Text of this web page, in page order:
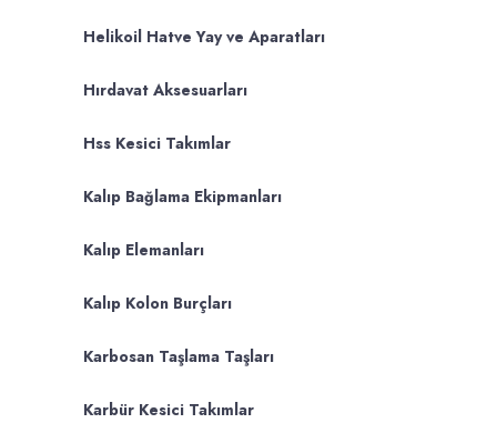
Helikoil Hatve Yay ve Aparatları
Hırdavat Aksesuarları
Hss Kesici Takımlar
Kalıp Bağlama Ekipmanları
Kalıp Elemanları
Kalıp Kolon Burçları
Karbosan Taşlama Taşları
Karbür Kesici Takımlar